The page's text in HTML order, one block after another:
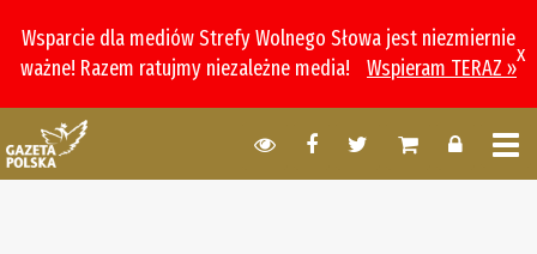
Wsparcie dla mediów Strefy Wolnego Słowa jest niezmiernie
ważne! Razem ratujmy niezależne media!
Wspieram TERAZ »
x